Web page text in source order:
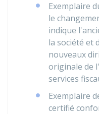
Exemplaire
le
indique
la société et
nouveaux
originale de
services
Exemplaire
certifié